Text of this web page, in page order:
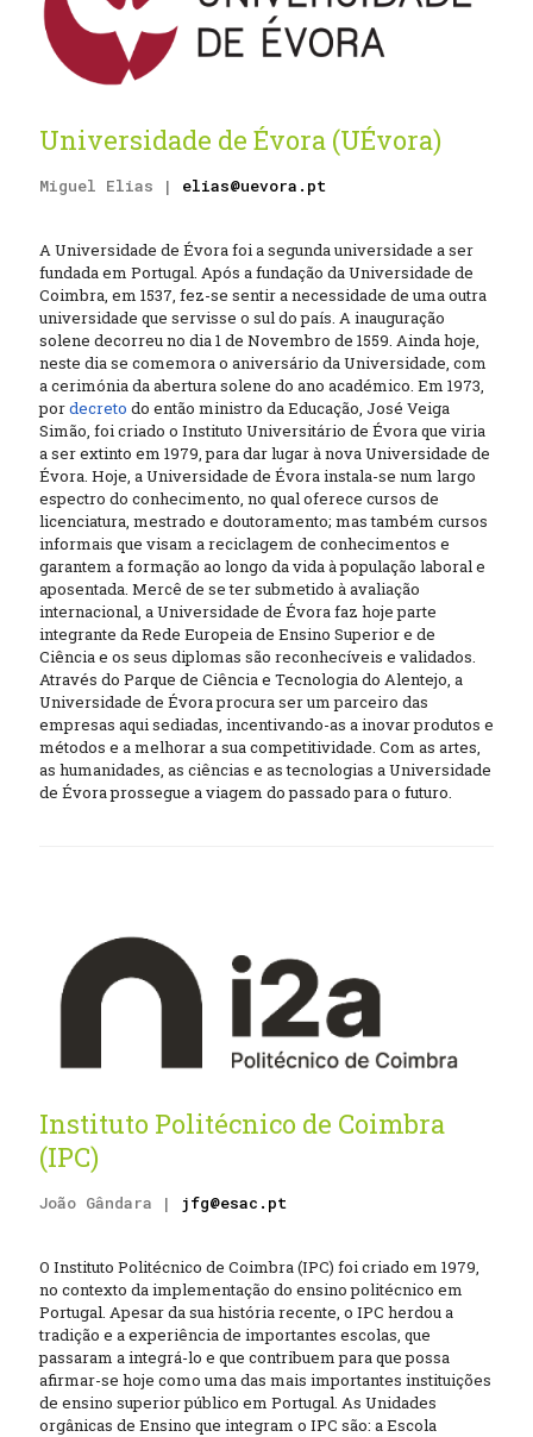
Universidade de Évora (UÉvora)
Miguel Elias | elias@uevora.pt
A Universidade de Évora foi a segunda universidade a ser
fundada em Portugal. Após a fundação da Universidade de
Coimbra, em 1537, fez-se sentir a necessidade de uma outra
universidade que servisse o sul do país. A inauguração
solene decorreu no dia 1 de Novembro de 1559. Ainda hoje,
neste dia se comemora o aniversário da Universidade, com
a cerimónia da abertura solene do ano académico. Em 1973,
pordecreto do então ministro da Educação, José Veiga
Simão, foi criado o Instituto Universitário de Évora que viria
a ser extinto em 1979, para dar lugar à nova Universidade de
Évora. Hoje, a Universidade de Évora instala-se num largo
espectro do conhecimento, no qual oferece cursos de
licenciatura, mestrado e doutoramento; mas também cursos
informais que visam a reciclagem de conhecimentos e
garantem a formação ao longo da vida à população laboral e
aposentada. Mercê de se ter submetido à avaliação
internacional, a Universidade de Évora faz hoje parte
integrante da Rede Europeia de Ensino Superior e de
Ciência e os seus diplomas são reconhecíveis e validados.
Através do Parque de Ciência e Tecnologia do Alentejo, a
Universidade de Évora procura ser um parceiro das
empresas aqui sediadas, incentivando-as a inovar produtos e
métodos e a melhorar a sua competitividade. Com as artes,
as humanidades, as ciências e as tecnologias a Universidade
de Évora prossegue a viagem do passado para o futuro.
Instituto Politécnico de Coimbra
(IPC)
João Gândara | jfg@esac.pt
O Instituto Politécnico de Coimbra (IPC) foi criado em 1979,
no contexto da implementação do ensino politécnico em
Portugal. Apesar da sua história recente, o IPC herdou a
tradição e a experiência de importantes escolas, que
passaram a integrá-lo e que contribuem para que possa
afirmar-se hoje como uma das mais importantes instituições
de ensino superior público em Portugal. As Unidades
orgânicas de Ensino que integram o IPC são: a Escola